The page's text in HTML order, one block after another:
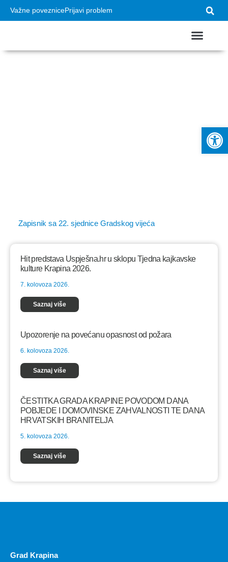
Važne poveznicePrijavi problem
Zapisnik sa 22. sjednice Gradskog vijeća
Hit predstava Uspješna.hr u sklopu Tjedna kajkavske
kulture Krapina 2026.
7. kolovoza 2026.
Saznaj više
Upozorenje na povećanu opasnost od požara
6. kolovoza 2026.
Saznaj više
ČESTITKA GRADA KRAPINE POVODOM DANA
POBJEDE I DOMOVINSKE ZAHVALNOSTI TE DANA
HRVATSKIH BRANITELJA
5. kolovoza 2026.
Saznaj više
Grad Krapina